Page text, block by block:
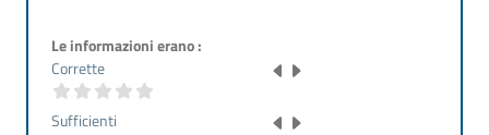
Le informazioni erano :
Corrette
Sufficienti